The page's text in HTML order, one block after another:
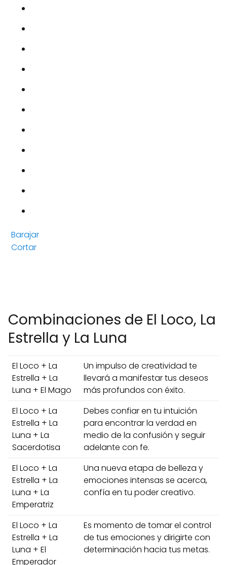
Barajar
Cortar
Combinaciones de El Loco, La
Estrella y La Luna
El Loco + La
Estrella + La
Luna + El Mago
Un impulso de creatividad te
llevará a manifestar tus deseos
más profundos con éxito.
El Loco + La
Estrella + La
Luna + La
Sacerdotisa
Debes confiar en tu intuición
para encontrar la verdad en
medio de la confusión y seguir
adelante con fe.
El Loco + La
Estrella + La
Luna + La
Emperatriz
Una nueva etapa de belleza y
emociones intensas se acerca,
confía en tu poder creativo.
El Loco + La
Estrella + La
Luna + El
Emperador
Es momento de tomar el control
de tus emociones y dirigirte con
determinación hacia tus metas.